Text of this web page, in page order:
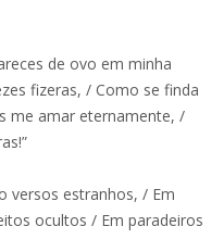
de ovo em minha
fizeras, / Como se finda
me amar eternamente, /
versos estranhos, / Em
ocultos / Em paradeiros